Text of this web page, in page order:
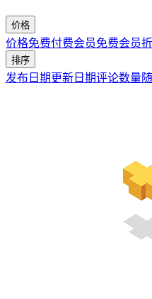
价格
价格免费付费会员免费会员
排序
发布日期 更新日期评论数量